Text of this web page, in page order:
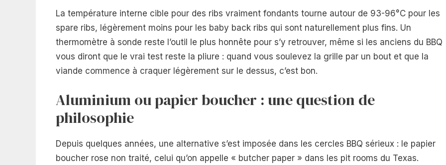
La température interne cible pour des ribs vraiment fondants tourne autour de 93-96°C pour les
spare ribs, légèrement moins pour les baby back ribs qui sont naturellement plus fins. Un
thermomètre à sonde reste l’outil le plus honnête pour s’y retrouver, même si les anciens du BBQ
vous diront que le vrai test reste la pliure : quand vous soulevez la grille par un bout et que la
viande commence à craquer légèrement sur le dessus, c’est bon.
Aluminium ou papier boucher : une question de
philosophie
Depuis quelques années, une alternative s’est imposée dans les cercles BBQ sérieux : le papier
boucher rose non traité, celui qu’on appelle « butcher paper » dans les pit rooms du Texas.